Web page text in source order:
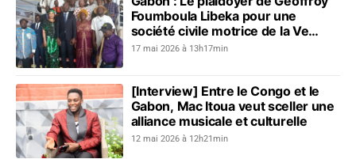
Foumboula Libeka pour une
société civile motrice de la Ve
République
17 mai 2026 à 13h17min
[Interview] Entre le Congo et le
Gabon, Mac Itoua veut sceller une
alliance musicale et culturelle
12 mai 2026 à 12h21min